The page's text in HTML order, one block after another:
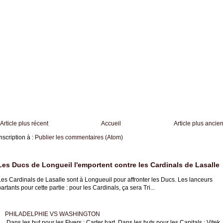
Article plus récent Article plus ancien
Accueil
à : Publier les commentaires (Atom)
Ducs de Longueil l'emportent contre les Cardinals de Lasalle
Cardinals de Lasalle sont à Longueuil pour affronter les Ducs. Les lanceurs
pour cette partie : pour les Cardinals, ça sera Tri...
PHILADELPHIE VS WASHINGTON